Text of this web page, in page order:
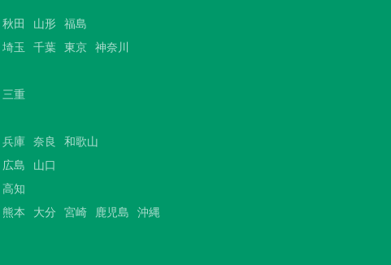
秋田 山形 福島
埼玉 千葉 東京 神奈川
三重
兵庫 奈良
和歌山
広島
山口
高知
熊本 大分 宮崎 鹿児島 沖縄